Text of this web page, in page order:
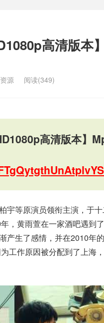
高清版本
源 阅读(349)
高清版本】
宇等原演员领衔主演，于
，黄雨萱在一家酒吧遇到
产生了感情，并在2010年
工作原因被分配到了上海